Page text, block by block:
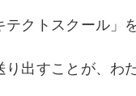
クトスクール」
出すことが、わ